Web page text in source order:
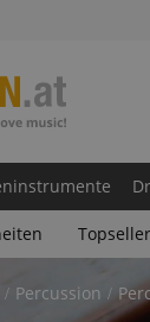
Topseller
Percussion